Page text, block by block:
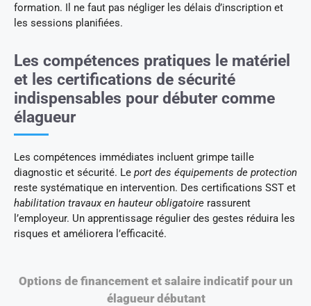
formation. Il ne faut pas négliger les délais d’inscription et
les sessions planifiées.
Les compétences pratiques le matériel
et les certifications de sécurité
indispensables pour débuter comme
élagueur
Les compétences immédiates incluent grimpe taille
diagnostic et sécurité. Le port des équipements de protection
reste systématique en intervention. Des certifications SST et
habilitation travaux en hauteur obligatoire rassurent
l’employeur. Un apprentissage régulier des gestes réduira les
risques et améliorera l’efficacité.
Options de financement et salaire indicatif pour un
élagueur débutant